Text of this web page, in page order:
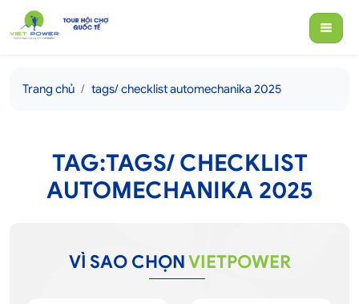
Trang chủ tags/ checklist automechanika 2025
TAG:TAGS/ CHECKLIST
AUTOMECHANIKA 2025
VÌ SAO CHỌNVIETPOWER